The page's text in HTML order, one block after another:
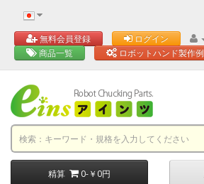
無料会員登録 ログイン
商品一覧
ロボットハンド製作例
精算 0-￥0円